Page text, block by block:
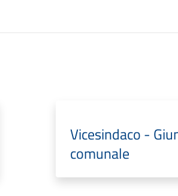
Vicesindaco -
comunale